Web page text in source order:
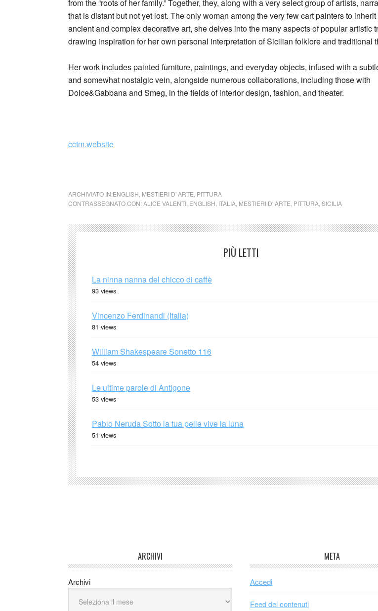
from the “roots of her family.” Together, they, along with a very select group of artists,
that is distant but not yet lost. The only woman among the very few cart painters to
ancient and complex decorative art, she delves into the many aspects of popular artistic
drawing inspiration for her own personal interpretation of Sicilian folklore and traditional
Her work includes painted furniture, paintings, and everyday objects, infused with a
and somewhat nostalgic vein, alongside numerous collaborations, including those with
Dolce&Gabbana and Smeg, in the fields of interior design, fashion, and theater.
cctm.website
ARCHIVIATO IN:ENGLISH MESTIERI D' ARTE PITTURA
CONTRASSEGNATO CON:ALICE VALENTI ENGLISH ITALIA MESTIERI D' ARTE PITTURA SICILIA
PIÙ LETTI
La ninna nanna del chicco di caffè
93 views
Vincenzo Ferdinandi (Italia)
81 views
William Shakespeare Sonetto 116
54 views
Le ultime parole di Antigone
53 views
Pablo Neruda Sotto la tua pelle vive la luna
51 views
ARCHIVI
Archivi
META
Accedi
Feed dei contenuti